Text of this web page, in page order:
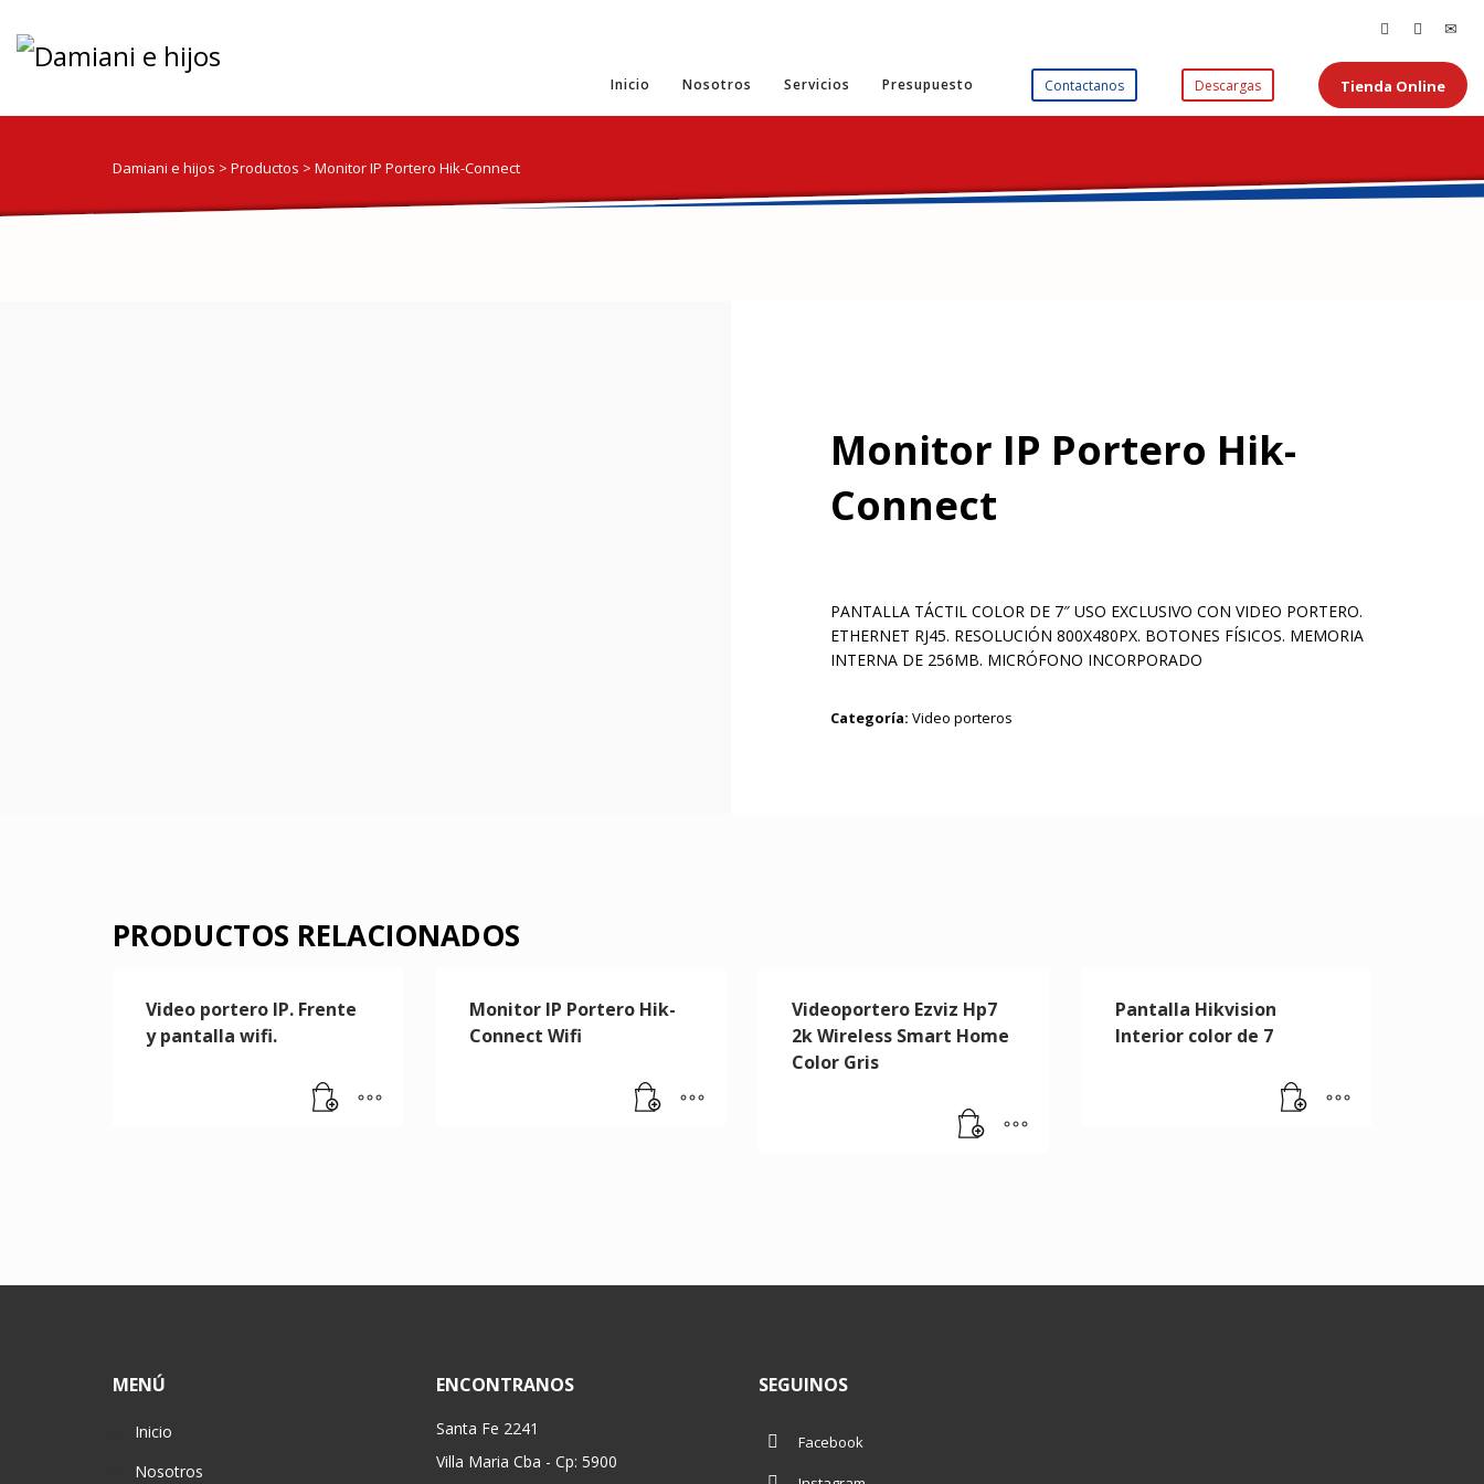
Inicio Nosotros Servicios Presupuesto Contactanos Descargas Tienda Online
Damiani e hijos > Productos > Monitor IP Portero Hik-Connect
Monitor IP Portero Hik-
Connect
PANTALLA TÁCTIL COLOR DE 7″ USO EXCLUSIVO CON VIDEO PORTERO.
ETHERNET RJ45. RESOLUCIÓN 800X480PX. BOTONES FÍSICOS. MEMORIA
INTERNA DE 256MB. MICRÓFONO INCORPORADO
Categoría: Video porteros
PRODUCTOS RELACIONADOS
Video portero IP. Frente
y pantalla wifi.
Monitor IP Portero Hik-
Connect Wifi
Videoportero Ezviz Hp7
2k Wireless Smart Home
Color Gris
Pantalla Hikvision
Interior color de 7
MENÚ
Inicio
Nosotros
ENCONTRANOS
Santa Fe 2241
Villa Maria Cba - Cp: 5900
SEGUINOS
Facebook